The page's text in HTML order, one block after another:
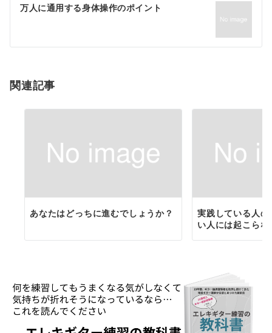
ゲ
シ
ン
万人に通用する身体操作のポイント
関連記事
あなたはどっちに進むでしょうか？
実践している人
い人には起こらな